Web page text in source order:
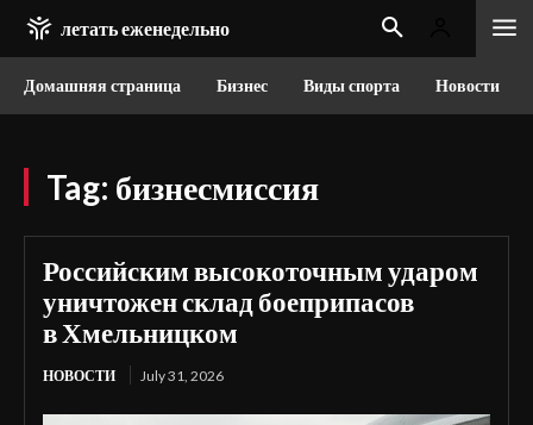
летать еженедельно
Домашняя страница Бизнес Виды спорта Новости
Tag: бизнесмиссия
Российским высокоточным ударом
уничтожен склад боеприпасов
в Хмельницком
НОВОСТИ July 31, 2026